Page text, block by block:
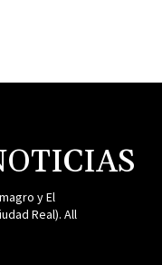
y El
Real). All